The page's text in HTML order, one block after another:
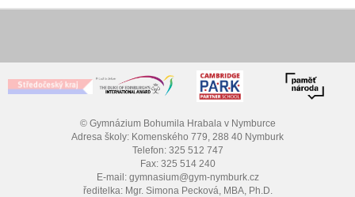
© Gymnázium Bohumila Hrabala v Nymburce
Adresa školy: Komenského 779, 288 40 Nymburk
Telefon: 325 512 747
Fax: 325 514 240
E-mail: gymnasium@gym-nymburk.cz
ředitelka: Mgr. Simona Pecková, MBA, Ph.D.